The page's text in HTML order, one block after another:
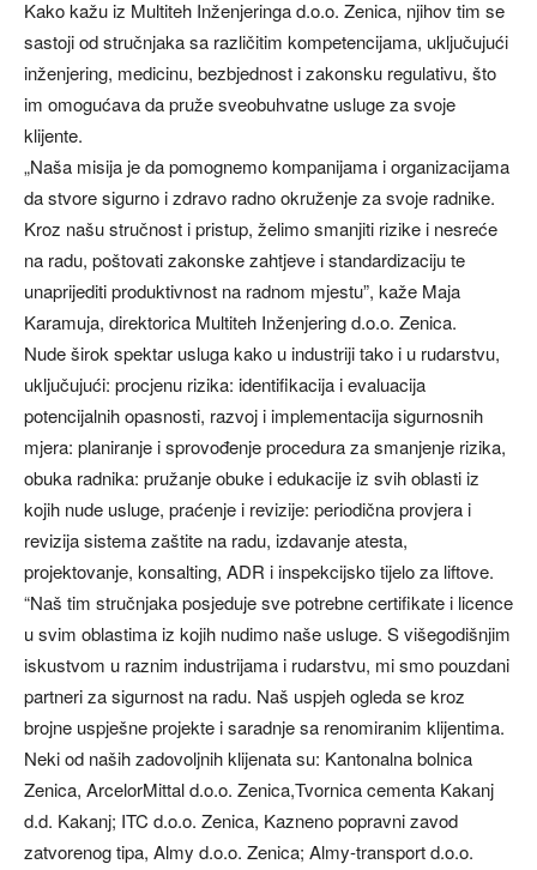
Kako kažu iz Multiteh Inženjeringa d.o.o. Zenica, njihov tim se
sastoji od stručnjaka sa različitim kompetencijama, uključujući
inženjering, medicinu, bezbjednost i zakonsku regulativu, što
im omogućava da pruže sveobuhvatne usluge za svoje
klijente.
„Naša misija je da pomognemo kompanijama i organizacijama
da stvore sigurno i zdravo radno okruženje za svoje radnike.
Kroz našu stručnost i pristup, želimo smanjiti rizike i nesreće
na radu, poštovati zakonske zahtjeve i standardizaciju te
unaprijediti produktivnost na radnom mjestu”, kaže Maja
Karamuja, direktorica Multiteh Inženjering d.o.o. Zenica.
Nude širok spektar usluga kako u industriji tako i u rudarstvu,
uključujući: procjenu rizika: identifikacija i evaluacija
potencijalnih opasnosti, razvoj i implementacija sigurnosnih
mjera: planiranje i sprovođenje procedura za smanjenje rizika,
obuka radnika: pružanje obuke i edukacije iz svih oblasti iz
kojih nude usluge, praćenje i revizije: periodična provjera i
revizija sistema zaštite na radu, izdavanje atesta,
projektovanje, konsalting, ADR i inspekcijsko tijelo za liftove.
“Naš tim stručnjaka posjeduje sve potrebne certifikate i licence
u svim oblastima iz kojih nudimo naše usluge. S višegodišnjim
iskustvom u raznim industrijama i rudarstvu, mi smo pouzdani
partneri za sigurnost na radu. Naš uspjeh ogleda se kroz
brojne uspješne projekte i saradnje sa renomiranim klijentima.
Neki od naših zadovoljnih klijenata su: Kantonalna bolnica
Zenica, ArcelorMittal d.o.o. Zenica,Tvornica cementa Kakanj
d.d. Kakanj; ITC d.o.o. Zenica, Kazneno popravni zavod
zatvorenog tipa, Almy d.o.o. Zenica; Almy-transport d.o.o.